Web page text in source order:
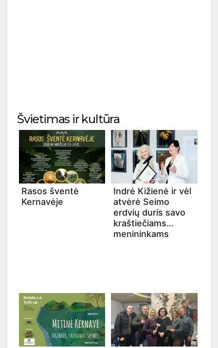
Švietimas ir kultūra
Rasos šventė
Kernavėje
Indrė Kižienė ir vėl
atvėrė Seimo
erdvių duris savo
kraštiečiams
menininkams